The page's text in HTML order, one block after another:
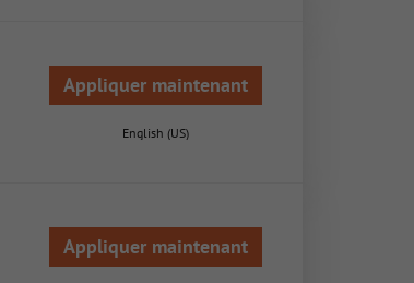
Appliquer maintenant
English (US)
Appliquer maintenant